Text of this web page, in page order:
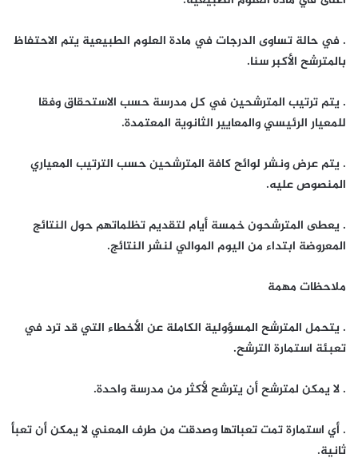
. في حالة تساوى الدرجات في مادة العلوم الطبيعية يتم الاحتفاظ
بالمترشح الأكبر سنا.
. يتم ترتيب المترشحين في كل مدرسة حسب الاستحقاق وفقا
للمعيار الرئيسي والمعايير الثانوية المعتمدة.
. يتم عرض ونشر لوائح كافة المترشحين حسب الترتيب المعياري
المنصوص عليه.
. يعطى المترشحون خمسة أيام لتقديم تظلماتهم حول النتائج
المعروضة ابتداء من اليوم الموالي لنشر النتائج.
ملاحظات مهمة
. يتحمل المترشح المسؤولية الكاملة عن الأخطاء التي قد ترد في
تعبئة استمارة الترشح.
. لا يمكن لمترشح أن يترشح لأكثر من مدرسة واحدة.
. أي استمارة تمت تعباتها وصدقت من طرف المعني لا يمكن أن تعبأ
ثانية.